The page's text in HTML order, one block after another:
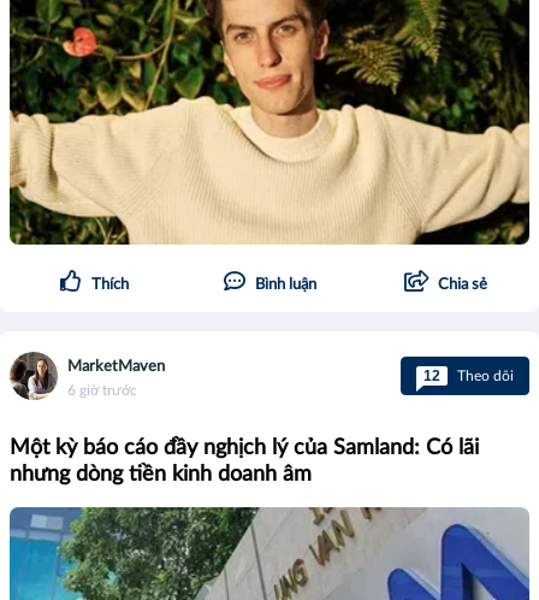
Thích Bình luận Chia sẻ
MarketMaven
6 giờ trước
12 Theo dõi
Một kỳ báo cáo đầy nghịch lý của Samland: Có lãi
nhưng dòng tiền kinh doanh âm